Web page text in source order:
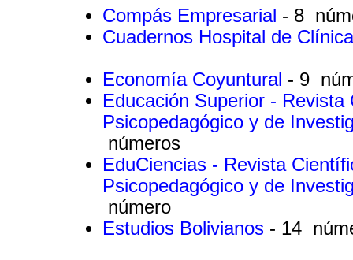
Compás Empresarial - 8
Cuadernos Hospital de
Economía Coyuntural - 9
Educación Superior -
Psicopedagógico y de
números
EduCiencias - Revista
Psicopedagógico y de
número
Estudios Bolivianos - 14